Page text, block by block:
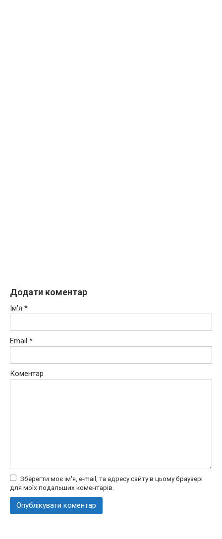
Додати коментар
Ім'я *
Email *
Коментар
Зберегти моє ім'я, e-mail, та адресу сайту в цьому браузері
для моїх подальших коментарів.